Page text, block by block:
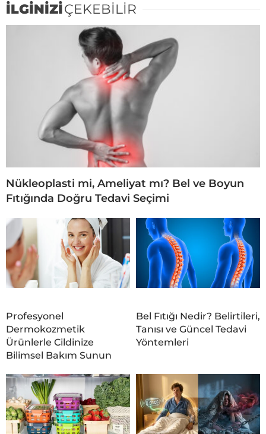
İLGİNİZİÇEKEBİLİR
Nükleoplasti mi, Ameliyat mı? Bel ve Boyun
Fıtığında Doğru Tedavi Seçimi
Profesyonel
Dermokozmetik
Ürünlerle Cildinize
Bilimsel Bakım Sunun
Bel Fıtığı Nedir? Belirtileri,
Tanısı ve Güncel Tedavi
Yöntemleri